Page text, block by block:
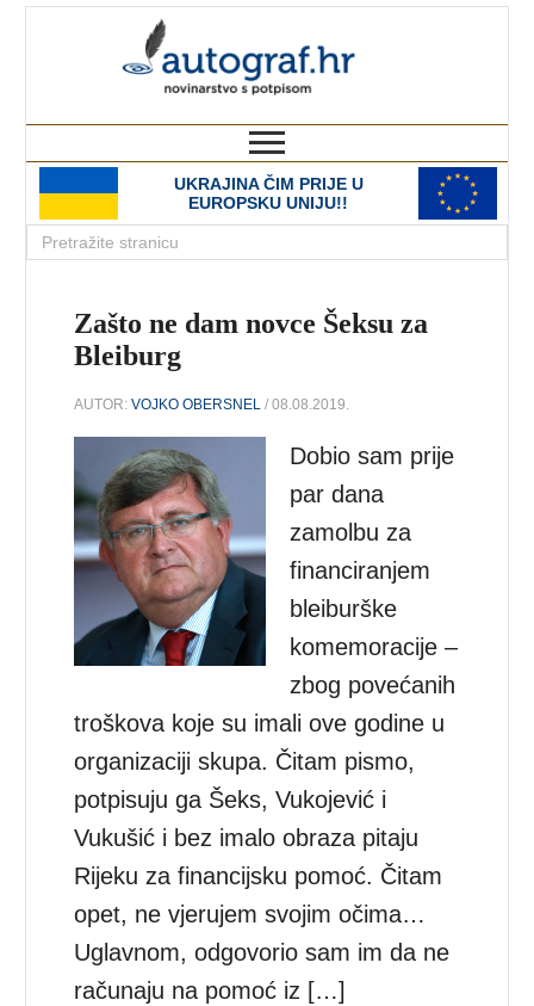
UKRAJINA ČIM PRIJE U
EUROPSKU UNIJU!!
Zašto ne dam novce Šeksu za
Bleiburg
AUTOR:VOJKO OBERSNEL / 08.08.2019.
Dobio sam prije
par dana
zamolbu za
financiranjem
bleiburške
komemoracije –
zbog povećanih
troškova koje su imali ove godine u
organizaciji skupa. Čitam pismo,
potpisuju ga Šeks, Vukojević i
Vukušić i bez imalo obraza pitaju
Rijeku za financijsku pomoć. Čitam
opet, ne vjerujem svojim očima…
Uglavnom, odgovorio sam im da ne
računaju na pomoć iz […]